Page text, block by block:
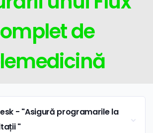
de
- "Asigură programarile la
"